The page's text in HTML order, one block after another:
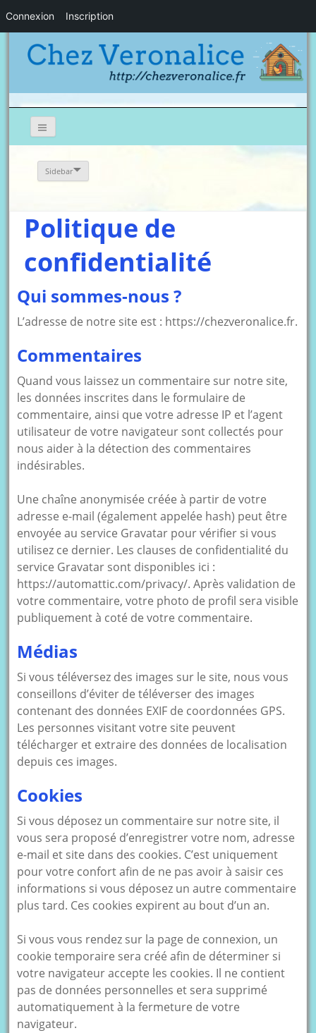
Sidebar
Politique de
confidentialité
Qui sommes-nous ?
L’adresse de notre site est : https://chezveronalice.fr.
Commentaires
Quand vous laissez un commentaire sur notre site,
les données inscrites dans le formulaire de
commentaire, ainsi que votre adresse IP et l’agent
utilisateur de votre navigateur sont collectés pour
nous aider à la détection des commentaires
indésirables.
Une chaîne anonymisée créée à partir de votre
adresse e-mail (également appelée hash) peut être
envoyée au service Gravatar pour vérifier si vous
utilisez ce dernier. Les clauses de confidentialité du
service Gravatar sont disponibles ici :
https://automattic.com/privacy/. Après validation de
votre commentaire, votre photo de profil sera visible
publiquement à coté de votre commentaire.
Médias
Si vous téléversez des images sur le site, nous vous
conseillons d’éviter de téléverser des images
contenant des données EXIF de coordonnées GPS.
Les personnes visitant votre site peuvent
télécharger et extraire des données de localisation
depuis ces images.
Cookies
Si vous déposez un commentaire sur notre site, il
vous sera proposé d’enregistrer votre nom, adresse
e-mail et site dans des cookies. C’est uniquement
pour votre confort afin de ne pas avoir à saisir ces
informations si vous déposez un autre commentaire
plus tard. Ces cookies expirent au bout d’un an.
Si vous vous rendez sur la page de connexion, un
cookie temporaire sera créé afin de déterminer si
votre navigateur accepte les cookies. Il ne contient
pas de données personnelles et sera supprimé
automatiquement à la fermeture de votre
navigateur.
Connexion Inscription